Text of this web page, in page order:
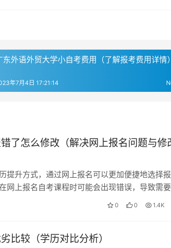
科目250元，考生可以通过指定的银行卡进行缴
铅笔或蓝黑色钢笔签字笔等相关证件和材料。
布的具体报名时间，并在规定时间内完成报名
东外语外贸大学小自考费用（了解报考费用详情）
年7月4日 17:21:14
了怎么修改（解决网上报名问题与修
提升方式，通过网上报名可以更加便捷地选择
网上报名自考课程时可能会出现错误，导致需要
种情况下的修改方法，…
0 0 1.4K
比较（学历对比分析）